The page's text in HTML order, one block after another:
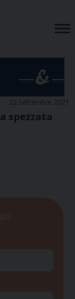
22 Settembre 2021
spezzata